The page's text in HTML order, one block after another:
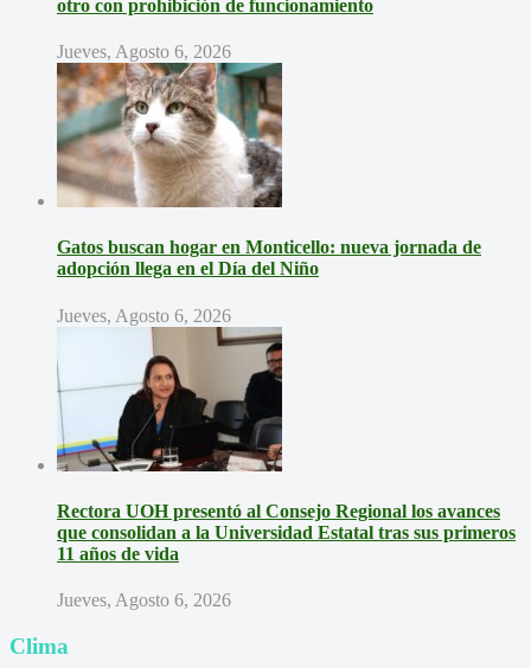
otro con prohibición de funcionamiento
Jueves, Agosto 6, 2026
Gatos buscan hogar en Monticello: nueva jornada de
adopción llega en el Día del Niño
Jueves, Agosto 6, 2026
Rectora UOH presentó al Consejo Regional los avances
que consolidan a la Universidad Estatal tras sus primeros
11 años de vida
Jueves, Agosto 6, 2026
Clima